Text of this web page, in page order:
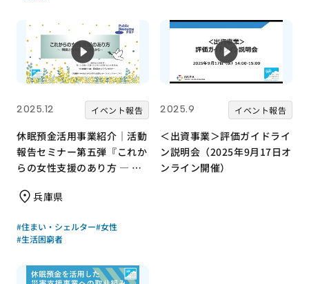
2025.12 イベント報告
休眠預金活用事業紹介｜活動
報告セミナー第五弾『これか
らの女性支援のあり方 ― 制
｜成果報告会
兵庫県
#住まい・シェルター#女性
#生活困窮者
2025.9 イベント報告
＜出資事業＞評価ガイドライ
ン説明会（2025年9月17日オ
ンライン開催）